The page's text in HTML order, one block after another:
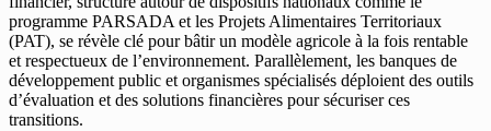
programme PARSADA et les Projets Alimentaires Territoriaux
(PAT), se révèle clé pour bâtir un modèle agricole à la fois rentable
et respectueux de l’environnement. Parallèlement, les banques de
développement public et organismes spécialisés déploient des outils
d’évaluation et des solutions financières pour sécuriser ces
transitions.